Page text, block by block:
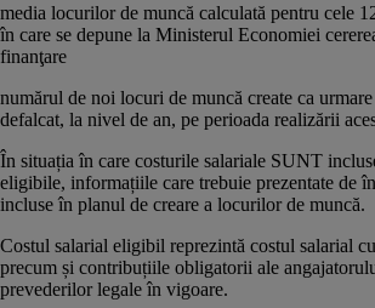
media locurilor de muncă calculată pentru cele
în care se depune la Ministerul Economiei
finanţare
numărul de noi locuri de muncă create ca
defalcat, la nivel de an, pe perioada realizării
În situația în care costurile salariale SUNT
eligibile, informațiile care trebuie prezentate de
incluse în planul de creare a locurilor de muncă.
Costul salarial eligibil reprezintă costul salarial
precum și contribuțiile obligatorii ale
prevederilor legale în vigoare.